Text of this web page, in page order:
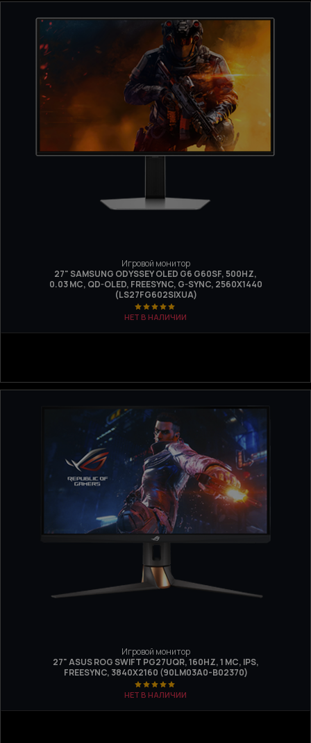
Игровой монитор
27" SAMSUNG ODYSSEY OLED G6 G60SF, 500HZ,
0.03 МС, QD-OLED, FREESYNC, G-SYNC, 2560Х1440
(LS27FG602SIXUA)
НЕТ В НАЛИЧИИ
Игровой монитор
27" ASUS ROG SWIFT PG27UQR, 160HZ, 1 МС, IPS,
FREESYNC, 3840Х2160 (90LM03A0-B02370)
НЕТ В НАЛИЧИИ